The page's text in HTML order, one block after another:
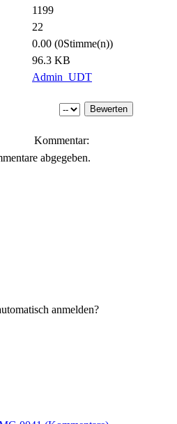
1199
22
0.00 (0Stimme(n))
96.3 KB
Admin_UDT
Kommentar:
abgegeben.
anmelden?